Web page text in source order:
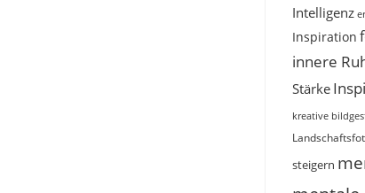
Intelligenz
Inspiration
innere
Stärke
kreative
steigern